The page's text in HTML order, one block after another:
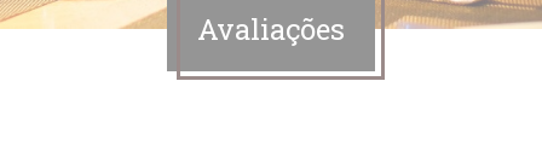
Avaliações